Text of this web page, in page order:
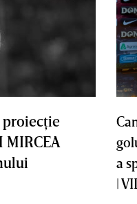
proiecţie
MIRCEA
a
|